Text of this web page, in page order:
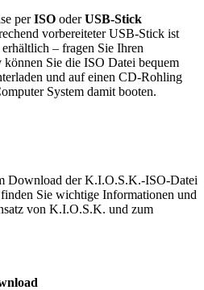
perISO oderUSB-Stick
vorbereiteter USB-Stick ist
– fragen Sie Ihren
Sie die ISO Datei bequem
und auf einen CD-Rohling
System damit booten.
Download der K.I.O.S.K.-ISO-Datei
Sie wichtige Informationen und
von K.I.O.S.K. und zum